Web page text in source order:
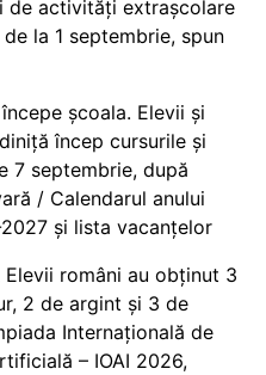
de activități extrașcolare
la 1 septembrie, spun
școala. Elevii și
încep cursurile și
7 septembrie, după
/ Calendarul anului
și lista vacanțelor
Elevii români au obținut 3
2 de argint și 3 de
Internațională de
– IOAI 2026,